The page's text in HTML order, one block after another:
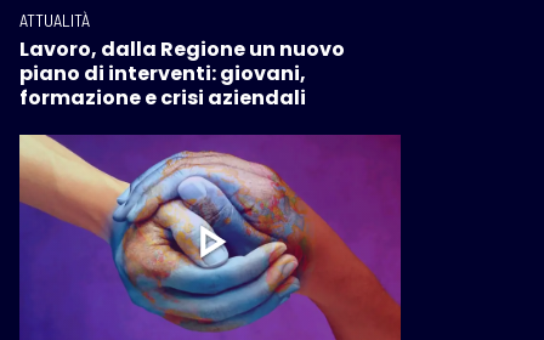
ATTUALITÀ
Lavoro, dalla Regione un nuovo
piano di interventi: giovani,
formazione e crisi aziendali